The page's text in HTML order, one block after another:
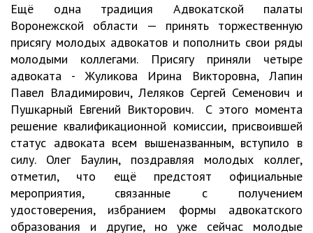
Ещё одна традиция Адвокатской палаты
Воронежской области — принять торжественную
присягу молодых адвокатов и пополнить свои ряды
молодыми коллегами. Присягу приняли четыре
адвоката - Жуликова Ирина Викторовна, Лапин
Павел Владимирович, Леляков Сергей Семенович и
Пушкарный Евгений Викторович. С этого момента
решение квалификационной комиссии, присвоившей
статус адвоката всем вышеназванным, вступило в
силу. Олег Баулин, поздравляя молодых коллег,
отметил, что ещё предстоят официальные
мероприятия, связанные с получением
удостоверения, избранием формы адвокатского
образования и другие, но уже сейчас молодые